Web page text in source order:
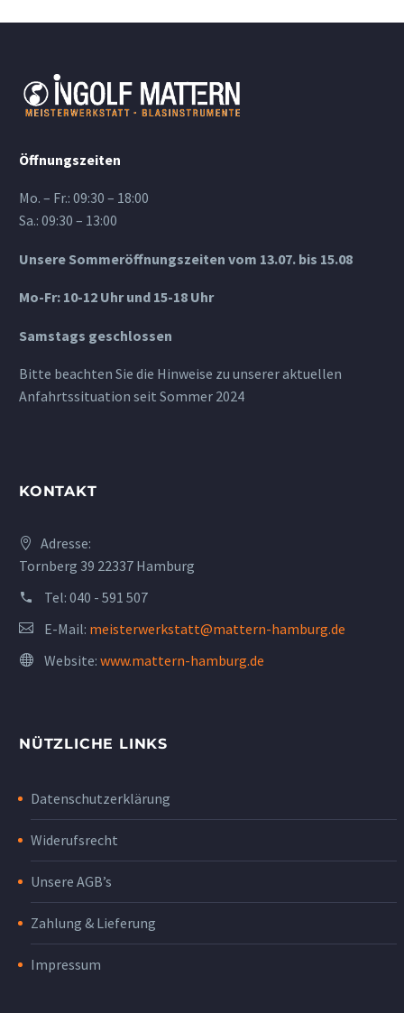
Öffnungszeiten
Mo. – Fr.: 09:30 – 18:00
Sa.: 09:30 – 13:00
Unsere Sommeröffnungszeiten vom 13.07. bis 15.08
Mo-Fr: 10-12 Uhr und 15-18 Uhr
Samstags geschlossen
Bitte beachten Sie die Hinweise zu unserer aktuellen
Anfahrtssituation seit Sommer 2024
KONTAKT
Adresse:
Tornberg 39 22337 Hamburg
Tel: 040 - 591 507
E-Mail: meisterwerkstatt@mattern-hamburg.de
Website: www.mattern-hamburg.de
NÜTZLICHE LINKS
Datenschutzerklärung
Widerufsrecht
Unsere AGB’s
Zahlung & Lieferung
Impressum